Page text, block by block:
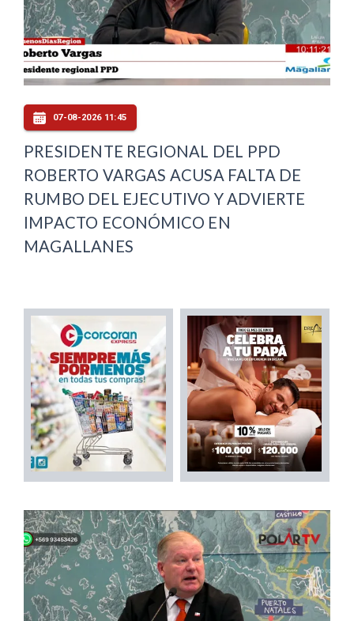
07-08-2026 11:45
PRESIDENTE REGIONAL DEL PPD
ROBERTO VARGAS ACUSA FALTA DE
RUMBO DEL EJECUTIVO Y ADVIERTE
IMPACTO ECONÓMICO EN
MAGALLANES